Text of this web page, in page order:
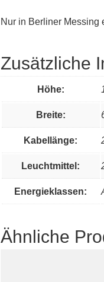
Nur in Berliner Messing
Zusätzliche
Höhe:
Breite:
Kabellänge:
Leuchtmittel:
Energieklassen:
Ähnliche